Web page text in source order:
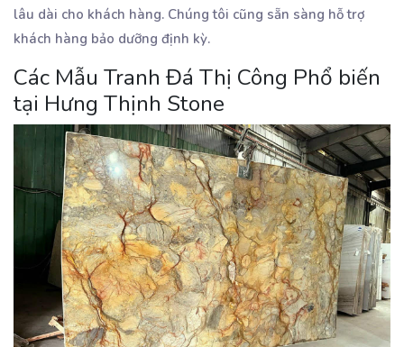
lâu dài cho khách hàng. Chúng tôi cũng sẵn sàng hỗ trợ
khách hàng bảo dưỡng định kỳ.
Các Mẫu Tranh Đá Thị Công Phổ biến
tại Hưng Thịnh Stone